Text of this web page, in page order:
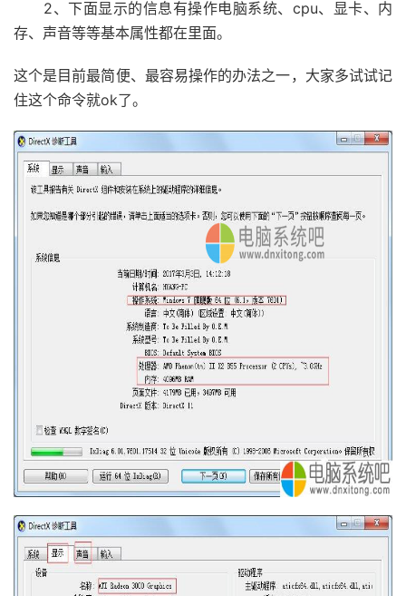
2、下面显示的信息有操作电脑系统、cpu、显卡、内
存、声音等等基本属性都在里面。
这个是目前最简便、最容易操作的办法之一，大家多试试记
住这个命令就ok了。